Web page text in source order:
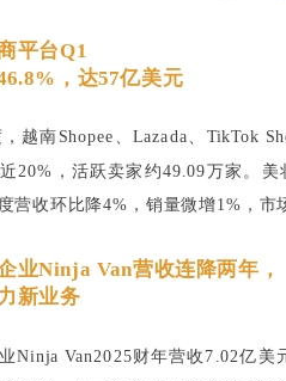
平台Q1
，达57亿美元
越南Shopee、Lazada、TikTok
20%，活跃卖家约49.09万家。
营收环比降4%，销量微增1%，市
业Ninja Van营收连降两年，
新业务
Ninja Van2025财年营收7.02亿